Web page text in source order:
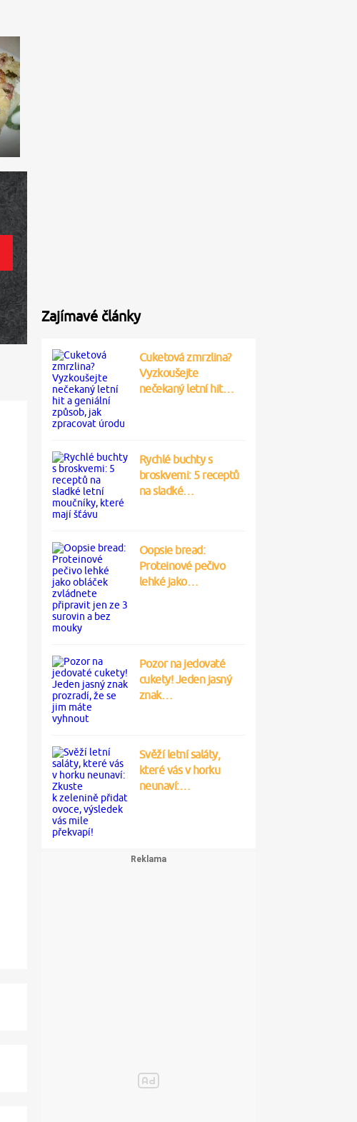
Zajímavé články
Cuketová zmrzlina?
Vyzkoušejte
nečekaný letní hit…
Rychlé buchty s
broskvemi: 5 receptů
na sladké…
Oopsie bread:
Proteinové pečivo
lehké jako…
Pozor na jedovaté
cukety! Jeden jasný
znak…
Svěží letní saláty,
které vás v horku
neunaví:…